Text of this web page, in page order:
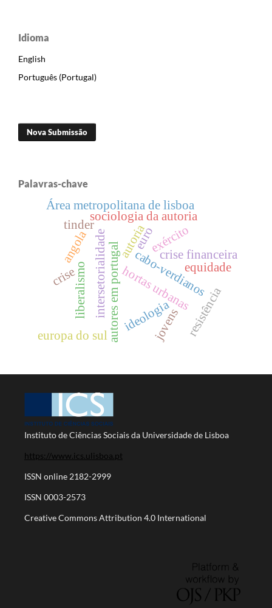
Idioma
English
Português (Portugal)
Nova Submissão
Palavras-chave
autores em portugal
autoria
sociologia da autoria
exército
liberalismo hortas urbanas
cabo-verdianos
Área metropolitana de lisboa
resistência
intersetorialidade crise financeira
crise
euro
equidade
europa do sul
ideologia
angola
tinder
jovens
Instituto de Ciências Sociais da Universidade de Lisboa
https://www.ics.ulisboa.pt
ISSN online 2182-2999
ISSN 0003-2573
Creative Commons Attribution 4.0 International